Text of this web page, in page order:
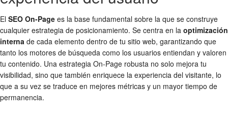
El SEO On-Page es la base fundamental sobre la que se construye
cualquier estrategia de posicionamiento. Se centra en la optimización
interna de cada elemento dentro de tu sitio web, garantizando que
tanto los motores de búsqueda como los usuarios entiendan y valoren
tu contenido. Una estrategia On-Page robusta no solo mejora tu
visibilidad, sino que también enriquece la experiencia del visitante, lo
que a su vez se traduce en mejores métricas y un mayor tiempo de
permanencia.